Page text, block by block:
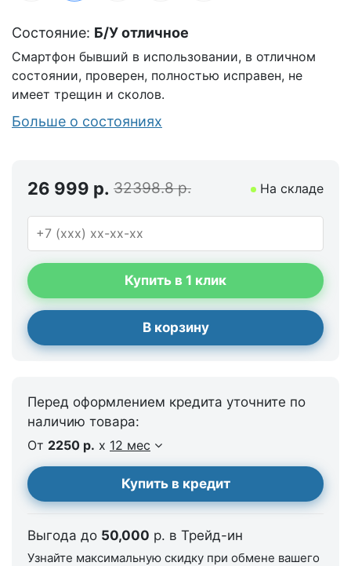
Состояние: Б/У отличное
Смартфон бывший в использовании, в отличном
состоянии, проверен, полностью исправен, не
имеет трещин и сколов.
Больше о состояниях
26 999 р. 32398.8 р. На складе
Купить в 1 клик
В корзину
Перед оформлением кредита уточните по
наличию товара:
От 2250 р. x 12 мес
Купить в кредит
Выгода до 50,000 р. в Трейд-ин
Узнайте максимальную скидку при обмене вашего